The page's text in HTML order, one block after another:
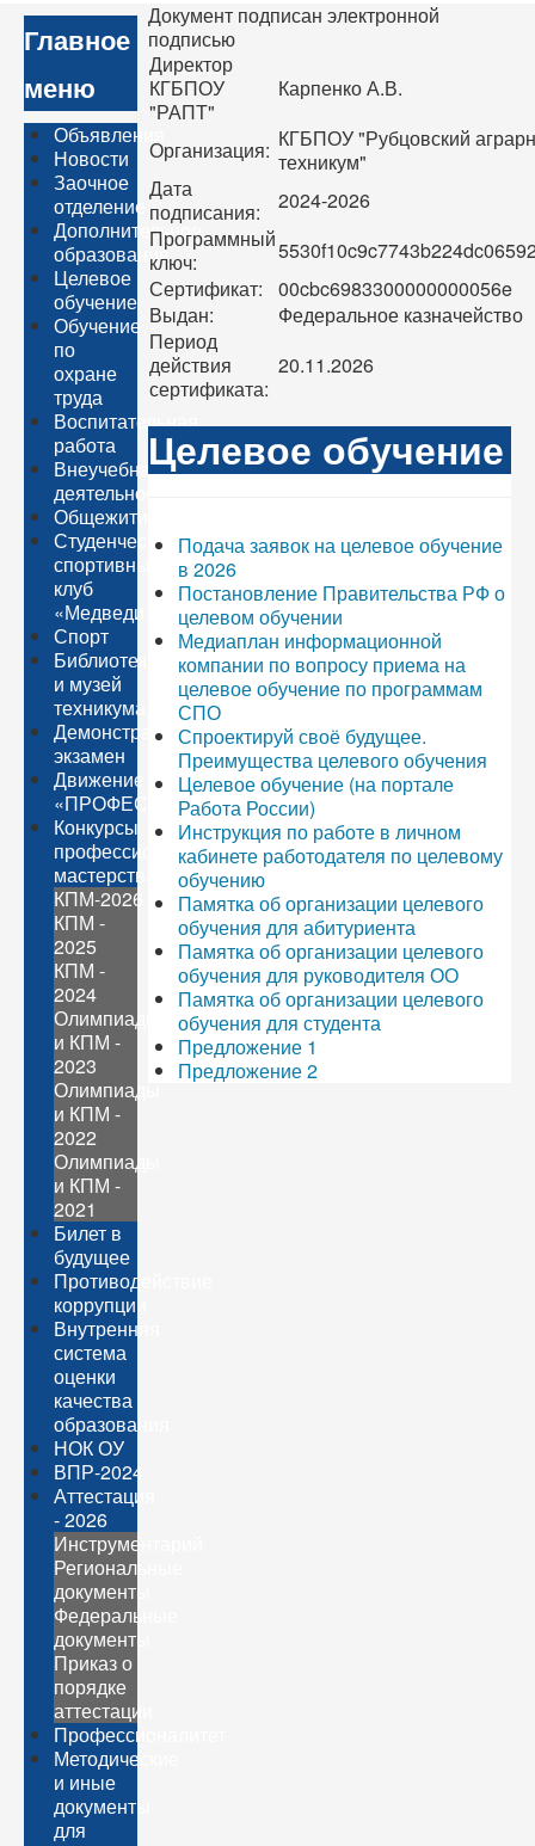
Главное
меню
Объявления
Новости
Заочное
отделение
Дополнительное
образование
Целевое
обучение
Обучение
по
охране
труда
Воспитательная
работа
Внеучебная
деятельность
Общежитие
Студенческий
спортивный
клуб
«Медведи»
Спорт
Библиотека
и музей
техникума
Демонстрационный
экзамен
Движение
«ПРОФЕССИОНАЛЫ»
Конкурсы
профессионального
мастерства
КПМ-2026
КПМ -
2025
КПМ -
2024
Олимпиады
и КПМ -
2023
Олимпиады
и КПМ -
2022
Олимпиады
и КПМ -
2021
Билет в
будущее
Противодействие
коррупции
Внутренняя
система
оценки
качества
образования
НОК ОУ
ВПР-2024
Аттестация
- 2026
Инструментарий
Региональные
документы
Федеральные
документы
Приказ о
порядке
аттестации
Профессионалитет
Методические
и иные
документы
для
Документ подписан электронной
подписью
Директор
КГБПОУ
"РАПТ"
Карпенко А.В.
Организация: КГБПОУ "Рубцовский
техникум"
Дата
подписания:
2024-2026
Программный
ключ:
Сертификат:
00cbc6983300000000056e
Выдан:
Федеральное казначейство
Период
действия
сертификата:
20.11.2026
Целевое обучение
Подача заявок на целевое обучение
в 2026
Постановление Правительства РФ о
целевом обучении
Медиаплан информационной
компании по вопросу приема на
целевое обучение по программам
СПО
Спроектируй своё будущее.
Преимущества целевого обучения
Целевое обучение (на портале
Работа России)
Инструкция по работе в личном
кабинете работодателя по целевому
обучению
Памятка об организации целевого
обучения для абитуриента
Памятка об организации целевого
обучения для руководителя ОО
Памятка об организации целевого
обучения для студента
Предложение 1
Предложение 2